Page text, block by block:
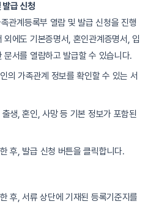
급 신청
관계등록부 열람 및 발급 신청을 진행
외에도 기본증명서, 혼인관계증명서, 입
문서를 열람하고 발급할 수 있습니다.
의 가족관계 정보를 확인할 수 있는 서
생, 혼인, 사망 등 기본 정보가 포함된
후, 발급 신청 버튼을 클릭합니다.
후, 서류 상단에 기재된 등록기준지를